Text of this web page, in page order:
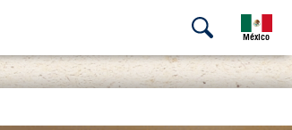
México